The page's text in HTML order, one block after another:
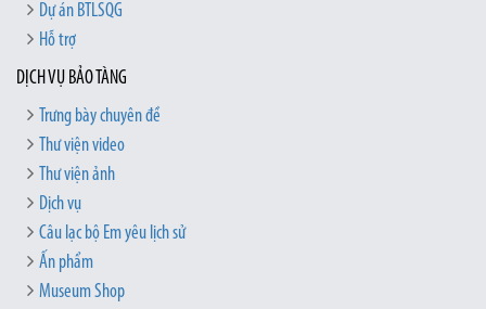
Dự án BTLSQG
Hỗ trợ
DỊCH VỤ BẢO TÀNG
Trưng bày chuyên đề
Thư viện video
Thư viện ảnh
Dịch vụ
Câu lạc bộ Em yêu lịch sử
Ấn phẩm
Museum Shop